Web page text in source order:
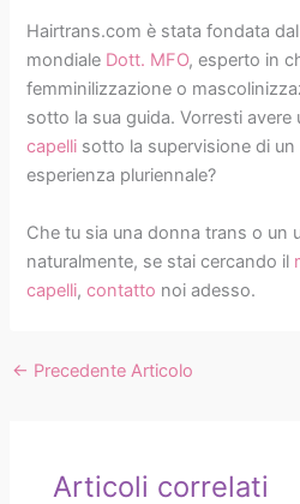
Hairtrans.com è stata fondata
mondiale Dott. MFO, esperto in
femminilizzazione o
sotto la sua guida. Vorresti
capelli sotto la supervisione di
esperienza pluriennale?
Che tu sia una donna trans o un
naturalmente, se stai cercando il
capelli,contatto noi adesso.
← Precedente Articolo
Articoli correlati